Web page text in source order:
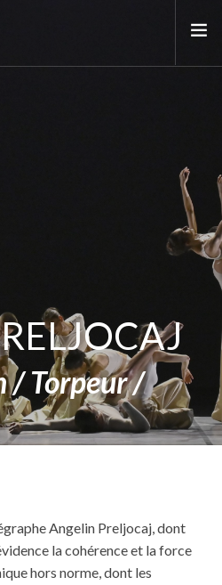
/ Torpeur /
Angelin Preljocaj, dont
la cohérence et la force
hors norme, dont les